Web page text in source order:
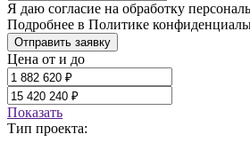
Я даю согласие на обработку
Подробнее в Политике
Отправить заявку
Цена от и до
Показать
Тип проекта: